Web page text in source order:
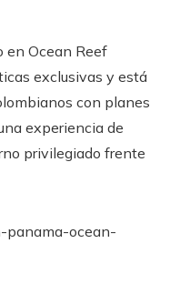
en Ocean Reef
exclusivas y está
con planes
una experiencia de
privilegiado frente